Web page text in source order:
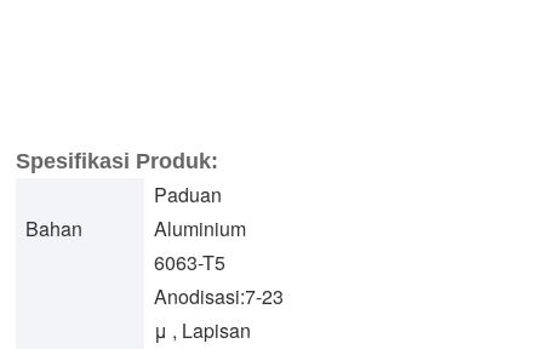
Spesifikasi Produk:
Bahan
Paduan
Aluminium
6063-T5
Anodisasi:7-23
μ , Lapisan